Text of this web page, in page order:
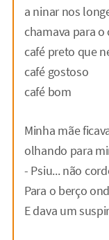
a ninar nos
chamava para o
café preto que
café gostoso
café bom
Minha mãe
olhando para
- Psiu... não
Para o berço
E dava um